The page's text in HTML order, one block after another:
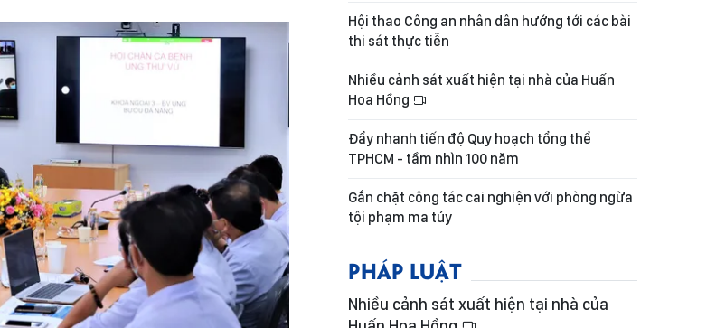
Hội thao Công an nhân dân hướng tới các bài
thi sát thực tiễn
Nhiều cảnh sát xuất hiện tại nhà của Huấn
Hoa Hồng
Đẩy nhanh tiến độ Quy hoạch tổng thể
TPHCM - tầm nhìn 100 năm
Gắn chặt công tác cai nghiện với phòng ngừa
tội phạm ma túy
PHÁP LUẬT
Nhiều cảnh sát xuất hiện tại nhà của